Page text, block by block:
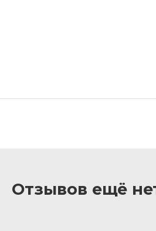
Отзывов ещё